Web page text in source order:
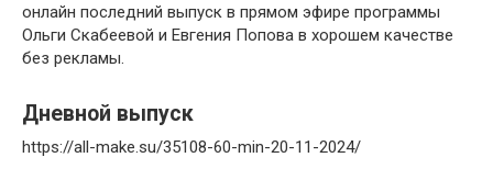
онлайн последний выпуск в прямом эфире программы
Ольги Скабеевой и Евгения Попова в хорошем качестве
без рекламы.
Дневной выпуск
https://all-make.su/35108-60-min-20-11-2024/